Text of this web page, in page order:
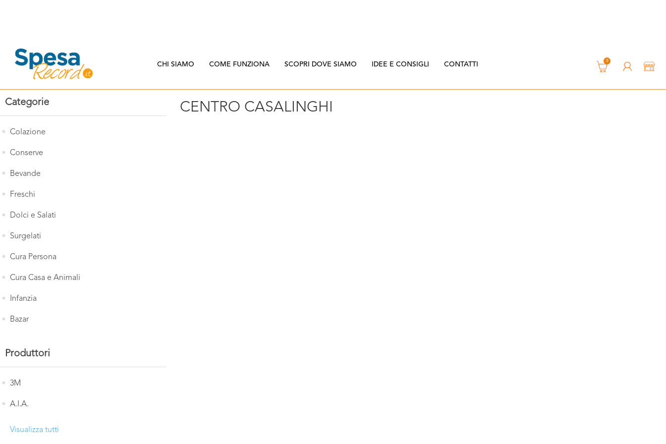
CHI SIAMO COME FUNZIONA SCOPRI DOVE SIAMO IDEE E CONSIGLI CONTATTI 0
Categorie
Colazione
Conserve
Bevande
Freschi
Dolci e Salati
Surgelati
Cura Persona
Cura Casa e Animali
Infanzia
Bazar
Produttori
3M
A.I.A.
Visualizza tutti
CENTRO CASALINGHI